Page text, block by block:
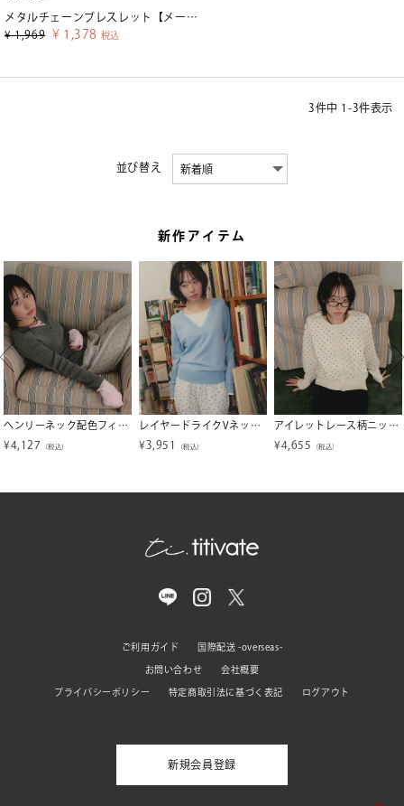
メタルチェーンブレスレット【メール便可／5】
¥ 1,969 ¥ 1,378 税込
3件中 1 -3件表示
並び替え
新作アイテム
ヘンリーネック配色フィンガーリブニット【miette ミエット】【メール便可／100】
¥4,127 （税込）
レイヤードライクVネックニット【miette ミエット】【メール便可／100】
¥ 3,951 （税込）
アイレットレース柄ニットカーディガン【miette ミエット】【メール便可／100】
¥4,655 （税込）
ご利用ガイド 国際配送 -overseas-
お問い合わせ 会社概要
プライバシーポリシー 特定商取引法に基づく表記 ログアウト
新規会員登録